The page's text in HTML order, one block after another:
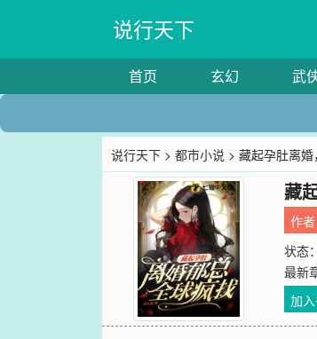
说行天下
首页 玄幻 武
说行天下 >都市小说 > 藏起孕肚离
藏
作者
状态
最新
加